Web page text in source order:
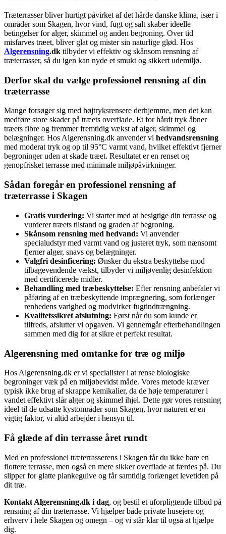
Træterrasser bliver hurtigt påvirket af det hårde danske klima, især i
områder som Skagen, hvor vind, fugt og salt skaber ideelle
betingelser for alger, skimmel og anden begroning. Over tid
misfarves træet, bliver glat og mister sin naturlige glød. Hos
Algerensning.dk tilbyder vi effektiv og skånsom rensning af
træterrasser, så du igen kan nyde et smukt og sikkert udemiljø.
Derfor skal du vælge professionel rensning af din
træterrasse
Mange forsøger sig med højtryksrensere derhjemme, men det kan
medføre store skader på træets overflade. Et for hårdt tryk åbner
træets fibre og fremmer fremtidig vækst af alger, skimmel og
belægninger. Hos Algerensning.dk anvender vi hedvandsrensning
med moderat tryk og op til 95°C varmt vand, hvilket effektivt fjerner
begroninger uden at skade træet. Resultatet er en renset og
genopfrisket terrasse med minimale miljøpåvirkninger.
Sådan foregår en professionel rensning af
træterrasse i Skagen
Gratis vurdering: Vi starter med at besigtige din terrasse og
vurderer træets tilstand og graden af begroning.
Skånsom rensning med hedvand: Vi anvender
specialudstyr med varmt vand og justeret tryk, som nænsomt
fjerner alger, snavs og belægninger.
Valgfri desinficering: Ønsker du ekstra beskyttelse mod
tilbagevendende vækst, tilbyder vi miljøvenlig desinfektion
med certificerede midler.
Behandling med træbeskyttelse: Efter rensning anbefaler vi
påføring af en træbeskyttende imprægnering, som forlænger
renhedens varighed og modvirker fugtindtrængning.
Kvalitetssikret afslutning: Først når du som kunde er
tilfreds, afslutter vi opgaven. Vi gennemgår efterbehandlingen
sammen med dig for at sikre et perfekt resultat.
Algerensning med omtanke for træ og miljø
Hos Algerensning.dk er vi specialister i at rense biologiske
begroninger væk på en miljøbevidst måde. Vores metode kræver
typisk ikke brug af skrappe kemikalier, da de høje temperaturer i
vandet effektivt slår alger og skimmel ihjel. Dette gør vores rensning
ideel til de udsatte kystområder som Skagen, hvor naturen er en
vigtig faktor, vi altid arbejder i hensyn til.
Få glæde af din terrasse året rundt
Med en professionel træterrasserens i Skagen får du ikke bare en
flottere terrasse, men også en mere sikker overflade at færdes på. Du
slipper for glatte plankegulve og får samtidig forlænget levetiden på
dit træ.
Kontakt Algerensning.dk i dag, og bestil et uforpligtende tilbud på
rensning af din træterrasse. Vi hjælper både private husejere og
erhverv i hele Skagen og omegn – og vi står klar til også at hjælpe
dig.